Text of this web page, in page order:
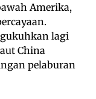
Amerika,
lagi
China
pelaburan